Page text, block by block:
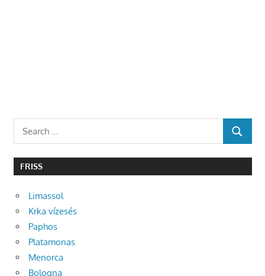
Search
for:
SEARCH
FRISS
Limassol
Krka vízesés
Paphos
Platamonas
Menorca
Bologna